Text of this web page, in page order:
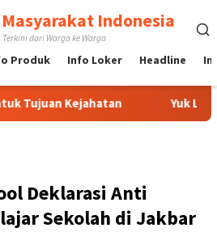
Indonesia
dari Warga ke Warga
Produk Info Loker Headline
Yuk Lebih
Deklarasi Anti
Sekolah di Jakbar